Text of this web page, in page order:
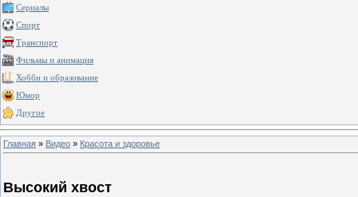
Сериалы
Спорт
Транспорт
Фильмы и анимация
Хобби и образование
Юмор
Другое
Главная » Видео » Красота и здоровье
Высокий хвост